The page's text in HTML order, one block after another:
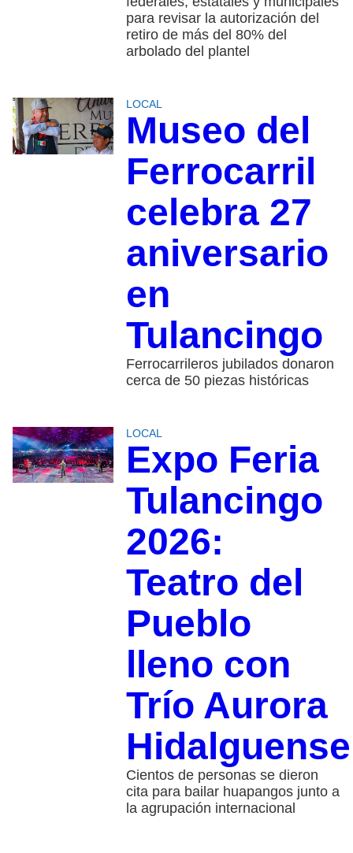
para revisar la autorización del
retiro de más del 80% del
arbolado del plantel
LOCAL
Museo del
Ferrocarril
celebra 27
aniversario
en
Tulancingo
Ferrocarrileros jubilados donaron
cerca de 50 piezas históricas
LOCAL
Expo Feria
Tulancingo
2026:
Teatro del
Pueblo
lleno con
Trío Aurora
Hidalguense
Cientos de personas se dieron
cita para bailar huapangos junto a
la agrupación internacional